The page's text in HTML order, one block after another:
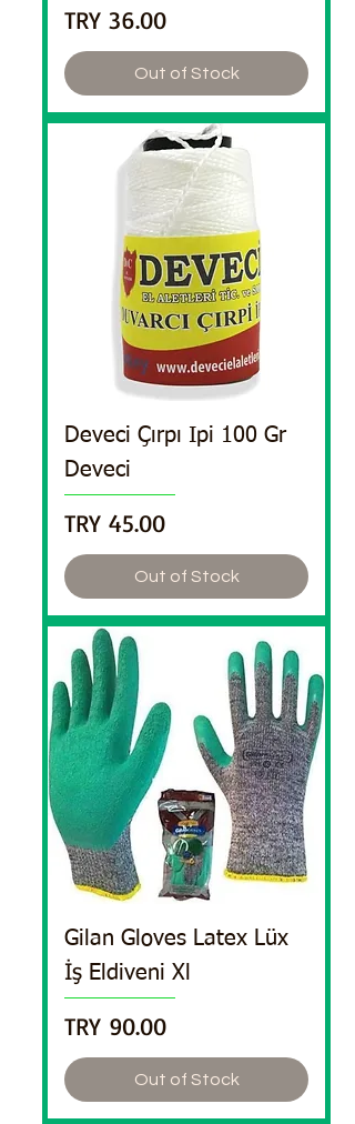
Price
TRY 36.00
Out of Stock
Deveci Çırpı Ipi 100 Gr
Deveci
Price
TRY 45.00
Out of Stock
Gilan Gloves Latex Lüx
İş Eldiveni Xl
Price
TRY 90.00
Out of Stock